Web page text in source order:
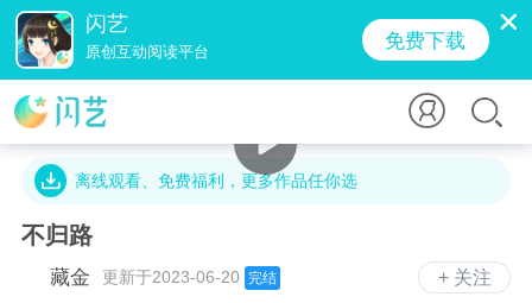
闪艺
原创互动阅读平台 免费下载
3万字 · 5330人气 · 84.3M · 500贡献值
离线观看、免费福利，更多作品任你选
不归路
+ 关注
藏金 更新于2023-06-20 完结